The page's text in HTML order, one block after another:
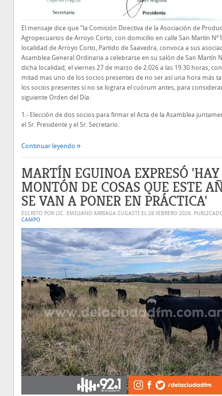
El mensaje dice que “la Comisión Directiva de la Asociación de
Agropecuarios de Arroyo Corto, con domicilio en calle San Martín
localidad de Arroyo Corto, Partido de Saavedra, convoca a sus
Asamblea General Ordinaria a celebrarse en su salón de San Martín
dicha localidad, el viernes 27 de marzo de 2.026 a las 19.30 horas,
mitad mas uno de los socios presentes de no ser así una hora más
los socios presentes si no se lograra el cuórum antes, para
siguiente Orden del Día:
1.- Elección de dos socios para firmar el Acta de la Asamblea
el Sr. Presidente y el Sr. Secretario.
Continuar leyendo
MARTÍN EGUINOA EXPRESÓ
MONTÓN DE COSAS QUE ESTE
SE VAN A PONER EN PRÁCTICA'
ESCRITO POR LIC. EMILIANO ARRIAGA ZUGASTI EL 28 FEBRERO 2026.
CAMPO